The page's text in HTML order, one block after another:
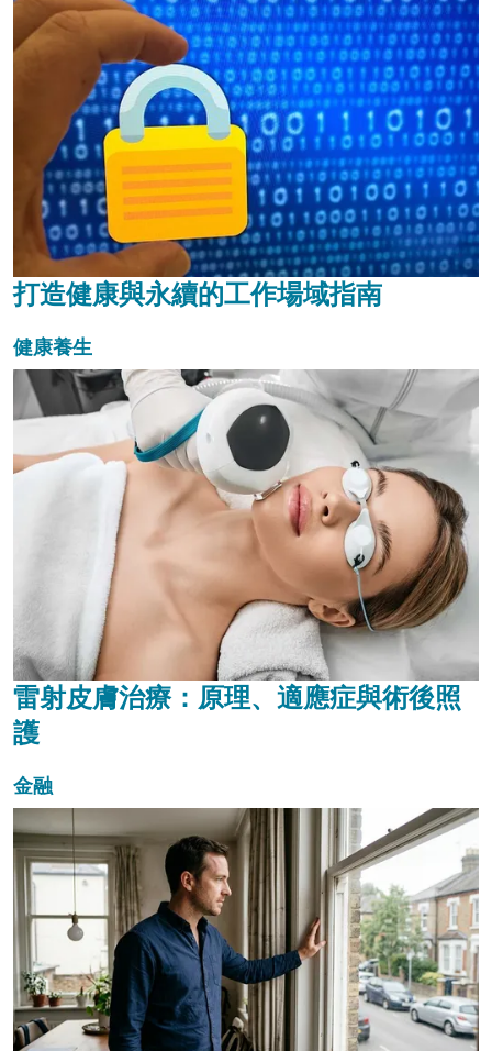
打造健康與永續的工作場域指南
健康養生
雷射皮膚治療：原理、適應症與術後照
護
金融